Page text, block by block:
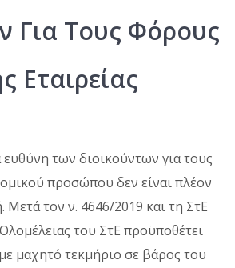
Για Τους Φόρους
Εταιρείας
των διοικούντων για τους
προσώπου δεν είναι πλέον
Μετά τον ν. 4646/2019 και τη ΣτΕ
του ΣτΕ προϋποθέτει
μαχητό τεκμήριο σε βάρος του